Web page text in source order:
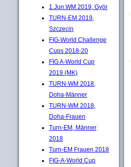
1.Jun.WM 2019, Györ
TURN-EM 2019,
Szczecin
FIG-World Challenge
Cups 2018-20
FIG A-World Cup
2019 (MK)
TURN-WM 2018,
Doha-Männer
TURN-WM 2018,
Doha-Frauen
Turn-EM, Männer
2018
Turn-EM Frauen 2018
FIG-A-World Cup